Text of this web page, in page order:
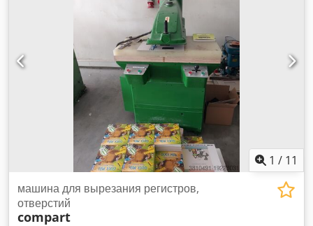
1 / 11
машина для вырезания регистров,
отверстий
compart